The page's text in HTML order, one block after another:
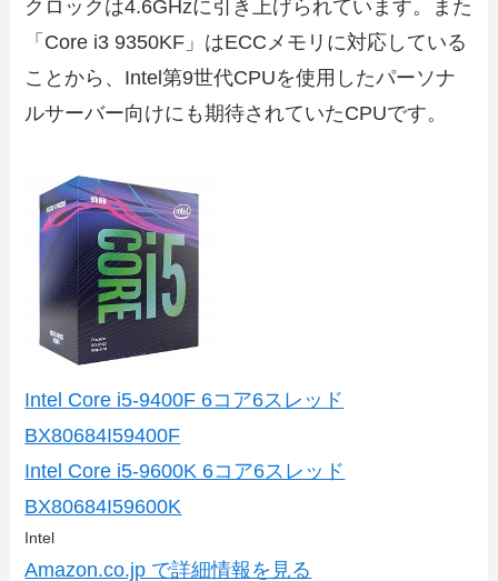
クロックは4.6GHzに引き上げられています。また
「Core i3 9350KF」はECCメモリに対応している
ことから、Intel第9世代CPUを使用したパーソナ
ルサーバー向けにも期待されていたCPUです。
Intel Core i5-9400F 6コア6スレッド
BX80684I59400F
Intel Core i5-9600K 6コア6スレッド
BX80684I59600K
Intel
Amazon.co.jp で詳細情報を見る